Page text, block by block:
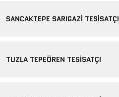
SANCAKTEPE SARIGAZI TESISATÇI
TUZLA TEPEÖREN TESISATÇI